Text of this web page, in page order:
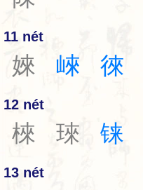
11 nét
婡 崍 徠
12 nét
棶 琜 铼
13 nét